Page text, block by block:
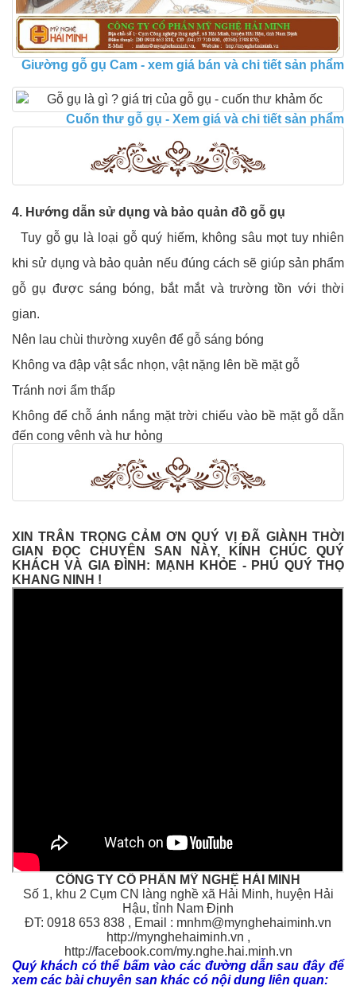
Giường gỗ gụ Cam - xem giá bán và chi tiết sản phẩm
Cuốn thư gỗ gụ - Xem giá và chi tiết sản phẩm
4. Hướng dẫn sử dụng và bảo quản đồ gỗ gụ
Tuy gỗ gụ là loại gỗ quý hiếm, không sâu mọt tuy nhiên
khi sử dụng và bảo quản nếu đúng cách sẽ giúp sản phẩm
gỗ gụ được sáng bóng, bắt mắt và trường tồn với thời
gian.
Nên lau chùi thường xuyên để gỗ sáng bóng
Không va đập vật sắc nhọn, vật nặng lên bề mặt gỗ
Tránh nơi ẩm thấp
Không để chỗ ánh nắng mặt trời chiếu vào bề mặt gỗ dẫn
đến cong vênh và hư hỏng
XIN TRÂN TRỌNG CẢM ƠN QUÝ VỊ ĐÃ GIÀNH THỜI
GIAN ĐỌC CHUYÊN SAN NÀY, KÍNH CHÚC QUÝ
KHÁCH VÀ GIA ĐÌNH: MẠNH KHỎE - PHÚ QUÝ THỌ
KHANG NINH !
CÔNG TY CỔ PHẦN MỸ NGHỆ HẢI MINH
Số 1, khu 2 Cụm CN làng nghề xã Hải Minh, huyện Hải
Hậu, tỉnh Nam Định
ĐT: 0918 653 838 , Email : mnhm@mynghehaiminh.vn
http://mynghehaiminh.vn ,
http://facebook.com/my.nghe.hai.minh.vn
Quý khách có thể bấm vào các đường dẫn sau đây để
xem các bài chuyên san khác có nội dung liên quan: